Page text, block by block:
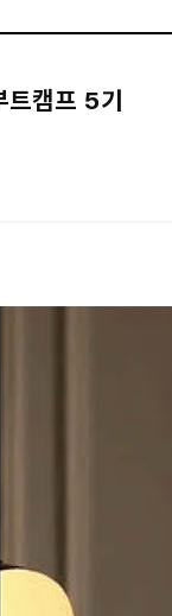
트캠프 5기